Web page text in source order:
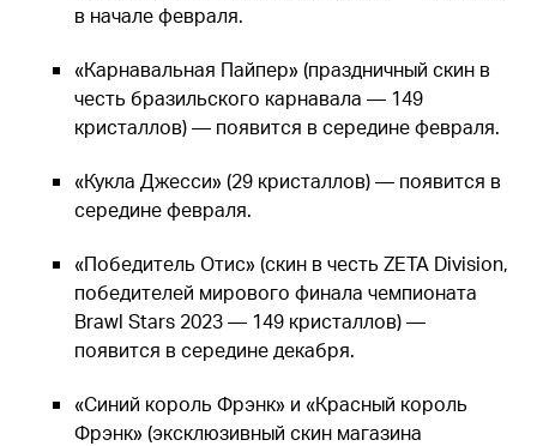
в начале февраля.
«Карнавальная Пайпер» (праздничный скин в
честь бразильского карнавала — 149
кристаллов) — появится в середине февраля.
«Кукла Джесси» (29 кристаллов) — появится в
середине февраля.
«Победитель Отис» (скин в честь ZETA Division,
победителей мирового финала чемпионата
Brawl Stars 2023 — 149 кристаллов) —
появится в середине декабря.
«Синий король Фрэнк» и «Красный король
Фрэнк» (эксклюзивный скин магазина